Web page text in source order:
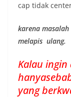
cap tidak
karena
melapis ulang.
Kalau
yang